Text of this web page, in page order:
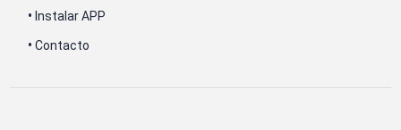
• Instalar APP
• Contacto